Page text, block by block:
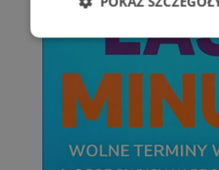
Niezbędne